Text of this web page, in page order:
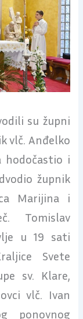
su župni
vlč. Anđelko
hodočastio i
župnik
Marijina i
Tomislav
u 19 sati
Svete
sv. Klare,
vlč. Ivan
ponovnog